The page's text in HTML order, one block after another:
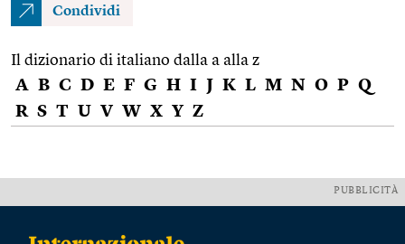
Condividi
Il dizionario di italiano dalla a alla z
A B C D E F G H I J K L M N O P Q
R S T U V W X Y Z
PUBBLICITÀ